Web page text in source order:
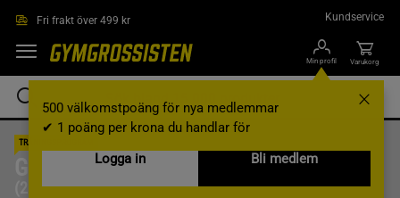
Fri frakt över 499 kr Kundservice
Min profil
500 välkomstpoäng för nya medlemmar
✔ 1 poäng per krona du handlar för
Logga in
Bli medlem
Varukorg
TRÄNINGSPROGRAM
Gå ner i vikt
(2 pass per vecka)